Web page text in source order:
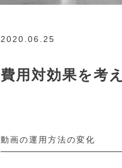
2020.06.25
費用対効果を考
動画の運用方法の変化